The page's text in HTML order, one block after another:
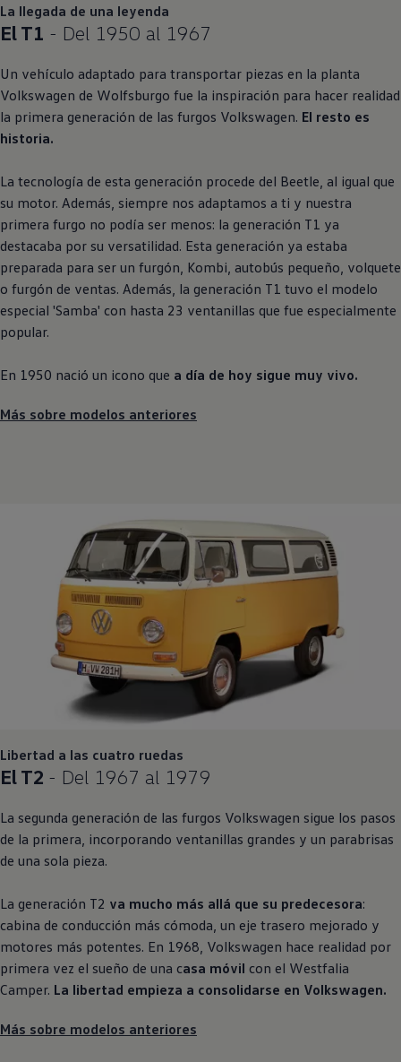
La llegada de una leyenda
El T1 - Del 1950 al 1967
Un vehículo adaptado para transportar piezas en la planta
Volkswagen de Wolfsburgo fue la inspiración para hacer realidad
la primera generación de las furgos Volkswagen. El resto es
historia.
La tecnología de esta generación procede del Beetle, al igual que
su motor. Además, siempre nos adaptamos a ti y nuestra
primera furgo no podía ser menos: la generación T1 ya
destacaba por su versatilidad. Esta generación ya estaba
preparada para ser un furgón, Kombi, autobús pequeño, volquete
o furgón de ventas. Además, la generación T1 tuvo el modelo
especial 'Samba' con hasta 23 ventanillas que fue especialmente
popular.
En 1950 nació un icono que a día de hoy sigue muy vivo.
Más sobre modelos anteriores
Libertad a las cuatro ruedas
El T2 - Del 1967 al 1979
La segunda generación de las furgos Volkswagen sigue los pasos
de la primera, incorporando ventanillas grandes y un parabrisas
de una sola pieza.
La generación T2 va mucho más allá que su predecesora:
cabina de conducción más cómoda, un eje trasero mejorado y
motores más potentes. En 1968, Volkswagen hace realidad por
primera vez el sueño de una casa móvil con el Westfalia
Camper. La libertad empieza a consolidarse en Volkswagen.
Más sobre modelos anteriores